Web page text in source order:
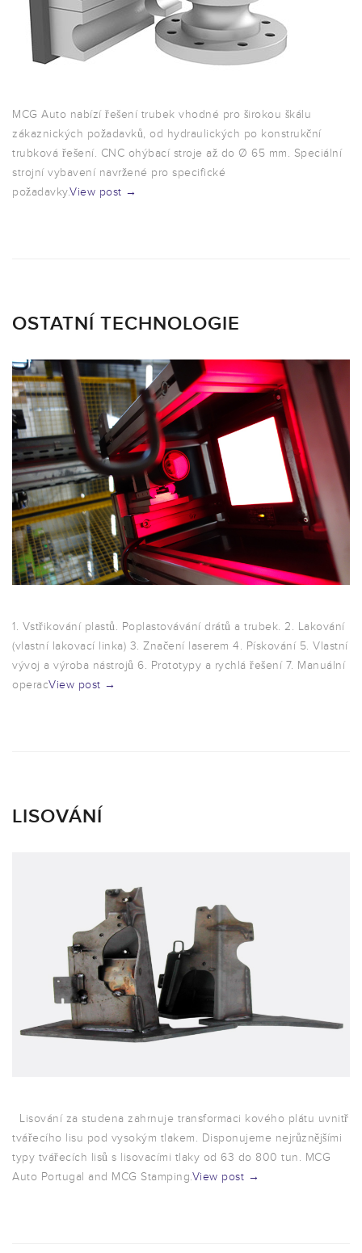
MCG Auto nabízí řešení trubek vhodné pro širokou škálu
zákaznických požadavků, od hydraulických po konstrukční
trubková řešení. CNC ohýbací stroje až do Ø 65 mm. Speciální
strojní vybavení navržené pro specifické
požadavky.View post →
OSTATNÍ TECHNOLOGIE
1. Vstřikování plastů. Poplastovávání drátů a trubek. 2. Lakování
(vlastní lakovací linka) 3. Značení laserem 4. Pískování 5. Vlastní
vývoj a výroba nástrojů 6. Prototypy a rychlá řešení 7. Manuální
operacView post →
LISOVÁNÍ
Lisování za studena zahrnuje transformaci kového plátu uvnitř
tvářecího lisu pod vysokým tlakem. Disponujeme nejrůznějšími
typy tvářecích lisů s lisovacími tlaky od 63 do 800 tun. MCG
Auto Portugal and MCG Stamping.View post →